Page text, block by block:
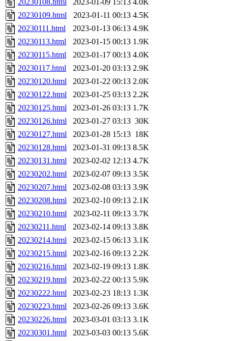
20230108.html
2023-01-09 15:13 4.0K
20230109.html
2023-01-11 00:13 4.5K
20230111.html
2023-01-13 06:13 4.9K
20230113.html
2023-01-15 00:13 1.9K
20230115.html
2023-01-17 00:13 4.0K
20230117.html
2023-01-20 03:13 2.9K
20230120.html
2023-01-22 00:13 2.0K
20230122.html
2023-01-25 03:13 2.2K
20230125.html
2023-01-26 03:13 1.7K
20230126.html
2023-01-27 03:13 30K
20230127.html
2023-01-28 15:13 18K
20230128.html
2023-01-31 09:13 8.5K
20230131.html
2023-02-02 12:13 4.7K
20230202.html
2023-02-07 09:13 3.5K
20230207.html
2023-02-08 03:13 3.9K
20230208.html
2023-02-10 09:13 2.1K
20230210.html
2023-02-11 09:13 3.7K
20230211.html
2023-02-14 09:13 3.8K
20230214.html
2023-02-15 06:13 3.1K
20230215.html
2023-02-16 09:13 2.2K
20230216.html
2023-02-19 09:13 1.8K
20230219.html
2023-02-22 00:13 5.9K
20230222.html
2023-02-23 18:13 1.3K
20230223.html
2023-02-26 09:13 3.6K
20230226.html
2023-03-01 03:13 3.1K
20230301.html
2023-03-03 00:13 5.6K